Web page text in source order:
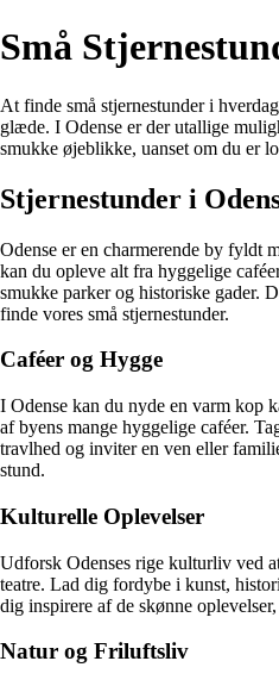
Små
At finde små stjernestunder i
glæde. I Odense er der utallige
smukke øjeblikke, uanset om du er
Stjernestunder i
Odense er en charmerende by fyldt
kan du opleve alt fra hyggelige
smukke parker og historiske gader.
finde vores små stjernestunder.
Caféer og Hygge
I Odense kan du nyde en varm kop
af byens mange hyggelige caféer.
travlhed og inviter en ven eller
stund.
Kulturelle Oplevelser
Udforsk Odenses rige kulturliv ved
teatre. Lad dig fordybe i kunst,
dig inspirere af de skønne
Natur og Friluftsliv